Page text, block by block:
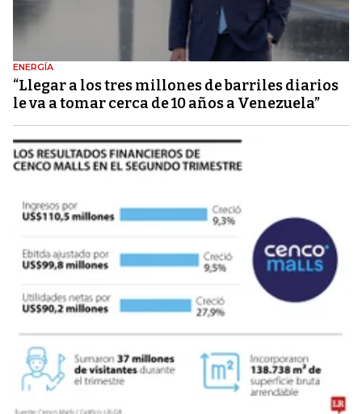
ENERGÍA
“Llegar a los tres millones de barriles diarios
le va a tomar cerca de 10 años a Venezuela”